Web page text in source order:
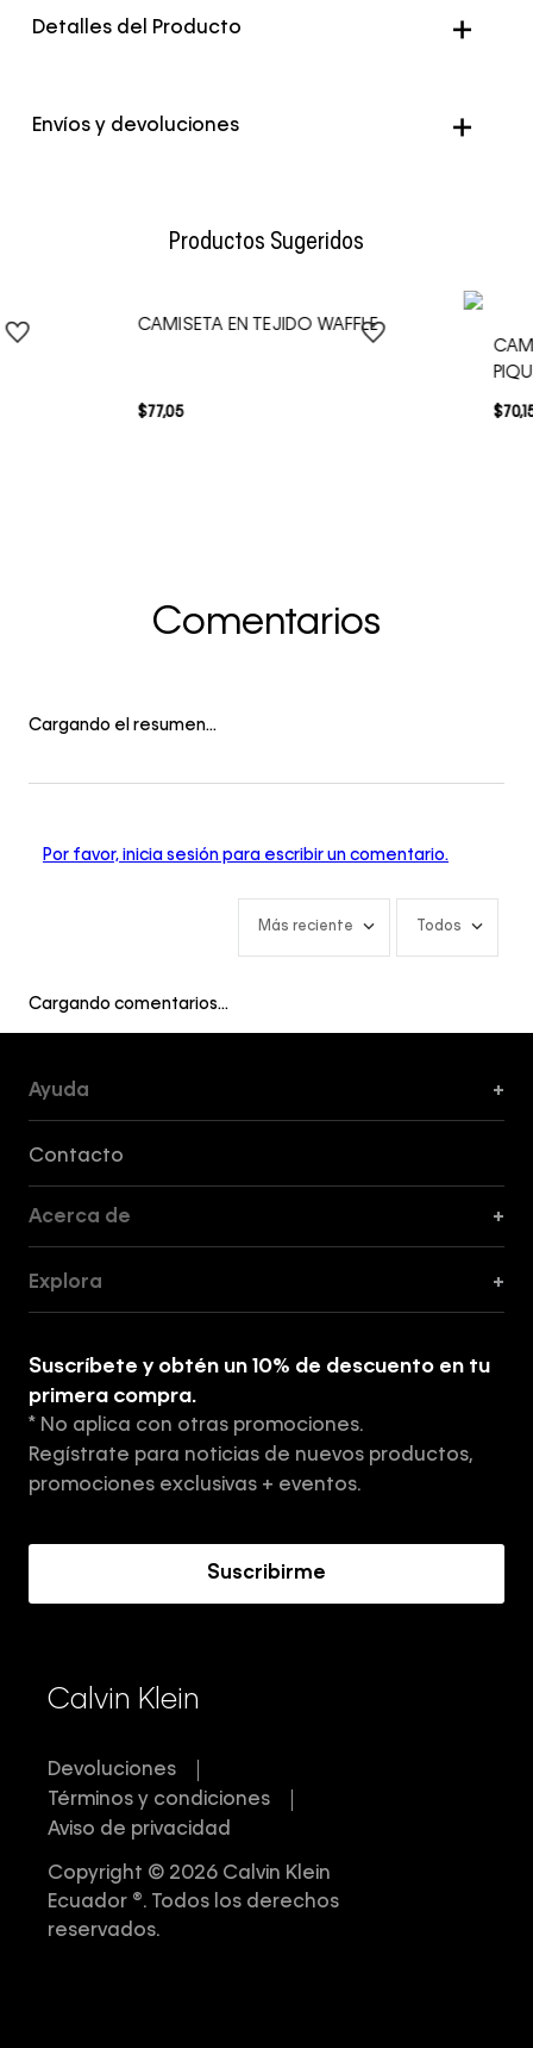
Detalles del Producto
Genero Hombre
Envíos y devoluciones
Productos Sugeridos
CAMISETA EN TEJIDO WAFFLE
$77,05 $70,
Comentarios
Cargando el resumen…
Por favor, inicia sesión para escribir un comentario.
Más reciente Todos
Cargando comentarios…
Ayuda +
Contacto
Acerca de +
Tiendas
Aviso de privacidad
Términos y Condiciones
Explora +
Suscríbete y obtén un 10% de descuento en tu
primera compra.
* No aplica con otras promociones.
Regístrate para noticias de nuevos productos,
promociones exclusivas + eventos.
Suscribirme
Calvin Klein
Devoluciones
Términos y condiciones
Aviso de privacidad
Copyright © 2026 Calvin Klein
Ecuador ®. Todos los derechos
reservados.